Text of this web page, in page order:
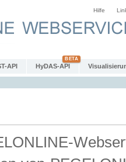
Hilfe
API HyDAS-API